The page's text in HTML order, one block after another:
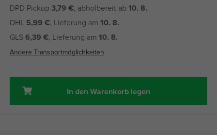
DPD Pickup 3,79 €, abholbereit ab 10. 8.
DHL 5,99 €, Lieferung am 10. 8.
GLS6,39 €, Lieferung am 10. 8.
Andere Transportmöglichkeiten
In den Warenkorb legen